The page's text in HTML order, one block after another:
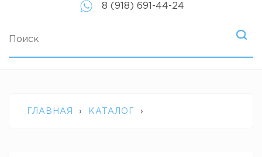
8 (918) 691-44-24
ГЛАВНАЯ › КАТАЛОГ ›